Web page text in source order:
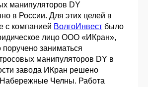
манипуляторов DY
в России. Для этих целей в
с компанией ВолгоИнвест было
лицо ООО «ИКран»,
заниматься
манипуляторов DY в
завода ИКран решено
Челны. Работа